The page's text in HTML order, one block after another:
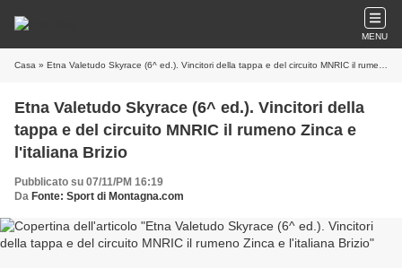
MENU
Casa » Etna Valetudo Skyrace (6^ ed.). Vincitori della tappa e del circuito MNRIC il rumeno Zinca e l'italiana Brizio
Etna Valetudo Skyrace (6^ ed.). Vincitori della
tappa e del circuito MNRIC il rumeno Zinca e
l'italiana Brizio
Pubblicato su 07/11/PM 16:19
Da Fonte: Sport di Montagna.com